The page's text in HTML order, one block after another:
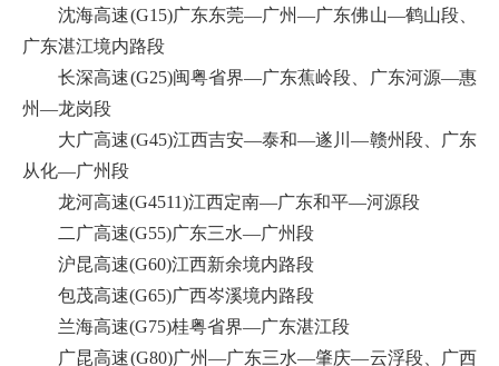
沈海高速(G15)广东东莞—广州—广东佛山—鹤山段、
广东湛江境内路段
长深高速(G25)闽粤省界—广东蕉岭段、广东河源—惠
州—龙岗段
大广高速(G45)江西吉安—泰和—遂川—赣州段、广东
从化—广州段
龙河高速(G4511)江西定南—广东和平—河源段
二广高速(G55)广东三水—广州段
沪昆高速(G60)江西新余境内路段
包茂高速(G65)广西岑溪境内路段
兰海高速(G75)桂粤省界—广东湛江段
广昆高速(G80)广州—广东三水—肇庆—云浮段、广西